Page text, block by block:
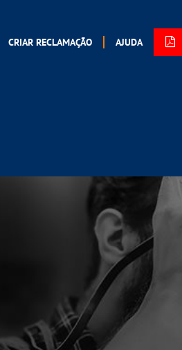
CRIAR RECLAMAÇÃO AJUDA